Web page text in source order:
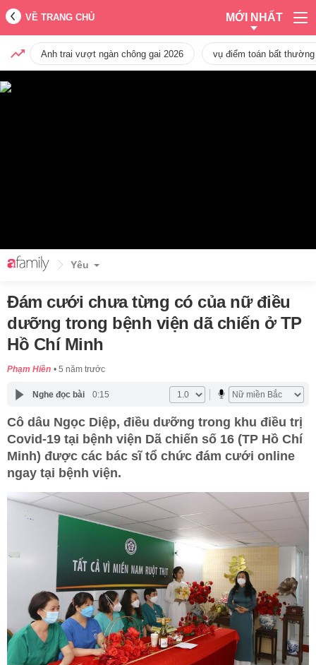
VỀ TRANG CHỦ MỚI NHẤT
Anh trai vượt ngàn chông gai 2026 vụ điểm toán bất
Yêu
Đám cưới chưa từng có của nữ điều
dưỡng trong bệnh viện dã chiến ở TP
Hồ Chí Minh
Phạm Hiền 5 năm trước
Nghe đọc bài 0:15
Cô dâu Ngọc Diệp, điều dưỡng trong khu điều trị
Covid-19 tại bệnh viện Dã chiến số 16 (TP Hồ Chí
Minh) được các bác sĩ tổ chức đám cưới online
ngay tại bệnh viện.